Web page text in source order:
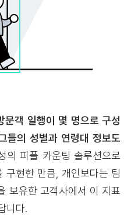
문객 일행이 몇 명으로 구성
들의 성별과 연령대 정보도
의 피플 카운팅 솔루션으로
구현한 만큼, 개인보다는 팀
보유한 고객사에서 이 지표
니다.